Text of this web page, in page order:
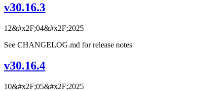
v30.16.3
12&#x2F;04&#x2F;2025
See CHANGELOG.md for release notes
v30.16.4
10&#x2F;05&#x2F;2025